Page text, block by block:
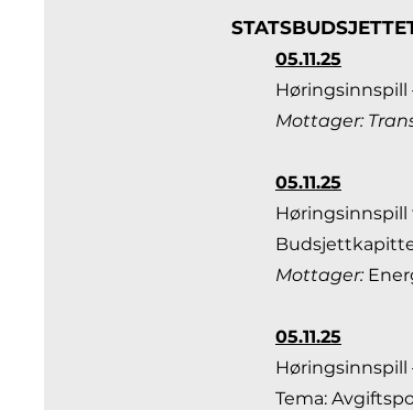
05.11.25
Høringsinnspill
Mottager:
05.11.25
Mottager:
05.11.25
Høringsinnspill
Tema: